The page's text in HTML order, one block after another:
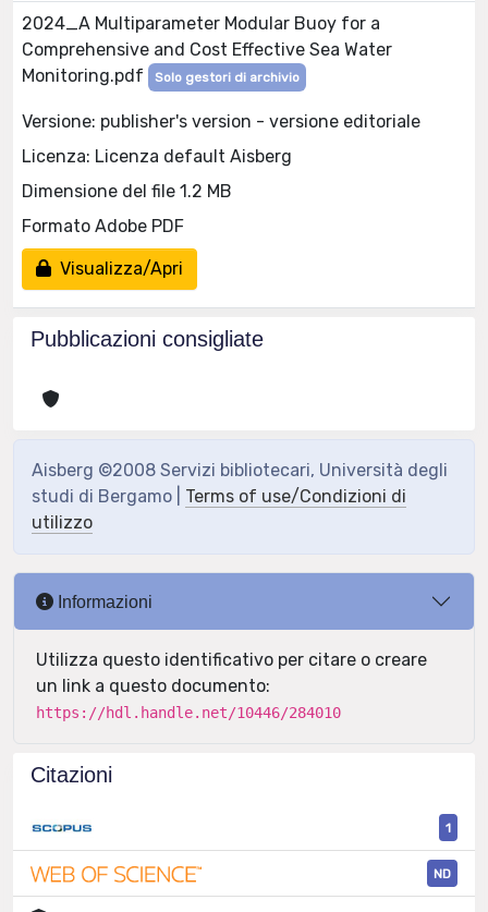
2024_A Multiparameter Modular Buoy for a
Comprehensive and Cost Effective Sea Water
Monitoring.pdf
Solo gestori di archivio
Versione: publisher's version - versione editoriale
Licenza: Licenza default Aisberg
Dimensione del file 1.2 MB
Formato Adobe PDF
Visualizza/Apri
Pubblicazioni consigliate
Aisberg ©2008 Servizi bibliotecari, Università degli
studi di Bergamo | Terms of use/Condizioni di
utilizzo
Informazioni
Utilizza questo identificativo per citare o creare
un link a questo documento:
https://hdl.handle.net/10446/284010
Citazioni
1
ND